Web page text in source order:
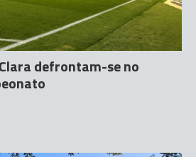
defrontam-se no